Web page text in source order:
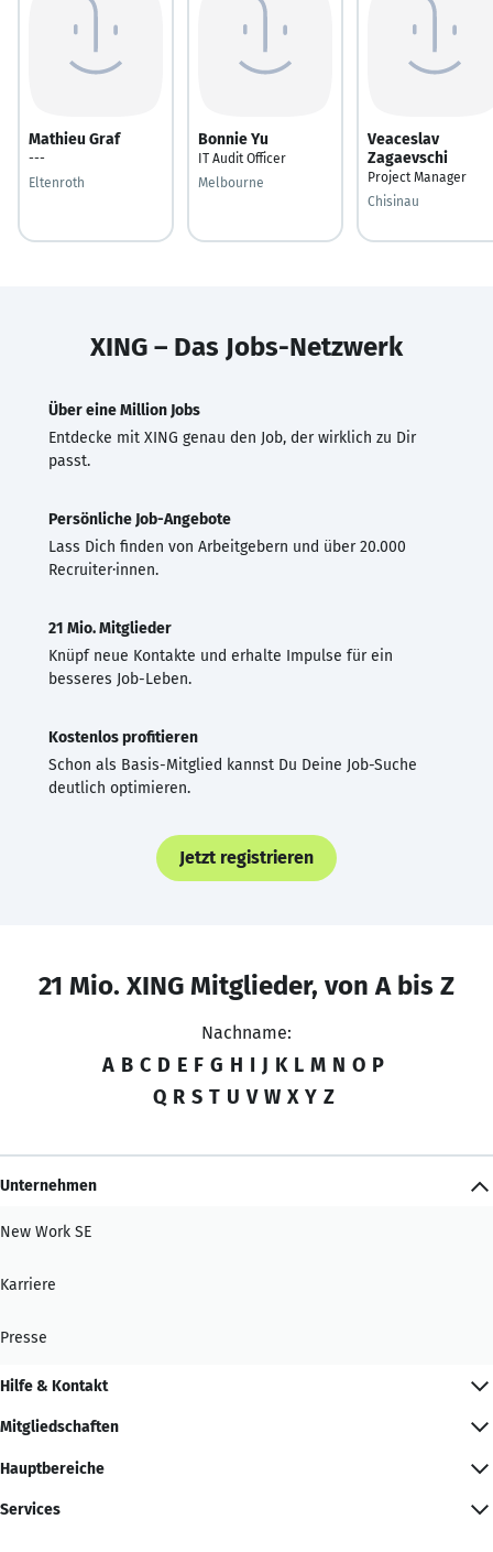
Mathieu Graf
---
Eltenroth
Bonnie Yu
IT Audit Officer
Melbourne
Veaceslav
Zagaevschi
Project Manager
Chisinau
XING – Das Jobs-Netzwerk
Über eine Million Jobs
Entdecke mit XING genau den Job, der wirklich zu Dir
passt.
Persönliche Job-Angebote
Lass Dich finden von Arbeitgebern und über 20.000
Recruiter·innen.
21 Mio. Mitglieder
Knüpf neue Kontakte und erhalte Impulse für ein
besseres Job-Leben.
Kostenlos profitieren
Schon als Basis-Mitglied kannst Du Deine Job-Suche
deutlich optimieren.
Jetzt registrieren
21 Mio. XING Mitglieder, von A bis Z
Nachname:
A B C D E F G H I J K L M N O P
Q R S T U V W X Y Z
Unternehmen
New Work SE
Karriere
Presse
Hilfe & Kontakt
Mitgliedschaften
Hauptbereiche
Services